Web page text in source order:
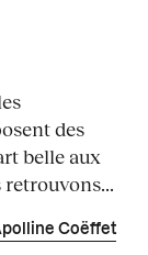
des
belle aux
Coëffet